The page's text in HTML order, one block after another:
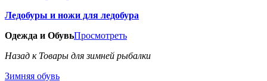
Ледобуры и ножи для ледобура
Одежда и ОбувьПросмотреть
Назад к Товары для зимней рыбалки
Зимняя обувь